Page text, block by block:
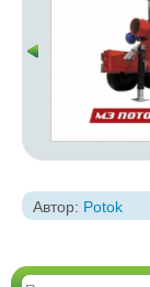
Автор: Potok